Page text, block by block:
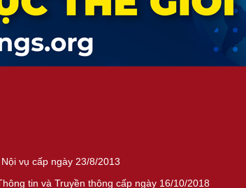
vụ cấp ngày 23/8/2013
tin và Truyền thông cấp ngày 16/10/2018